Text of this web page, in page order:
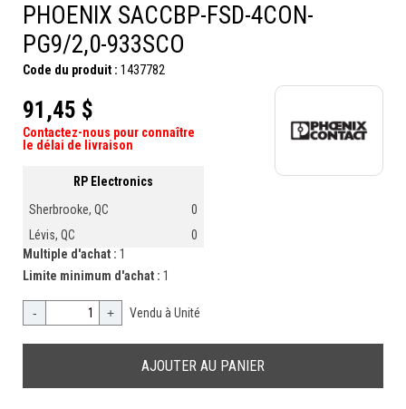
PHOENIX SACCBP-FSD-4CON-
PG9/2,0-933SCO
Code du produit : 1437782
91,45 $
Contactez-nous pour connaître
le délai de livraison
RP Electronics
Sherbrooke, QC
0
Lévis, QC
0
Multiple d'achat : 1
Limite minimum d'achat : 1
- + Vendu à Unité